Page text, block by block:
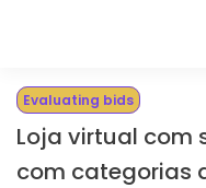
Evaluating bids
Loja virtual com
com categorias